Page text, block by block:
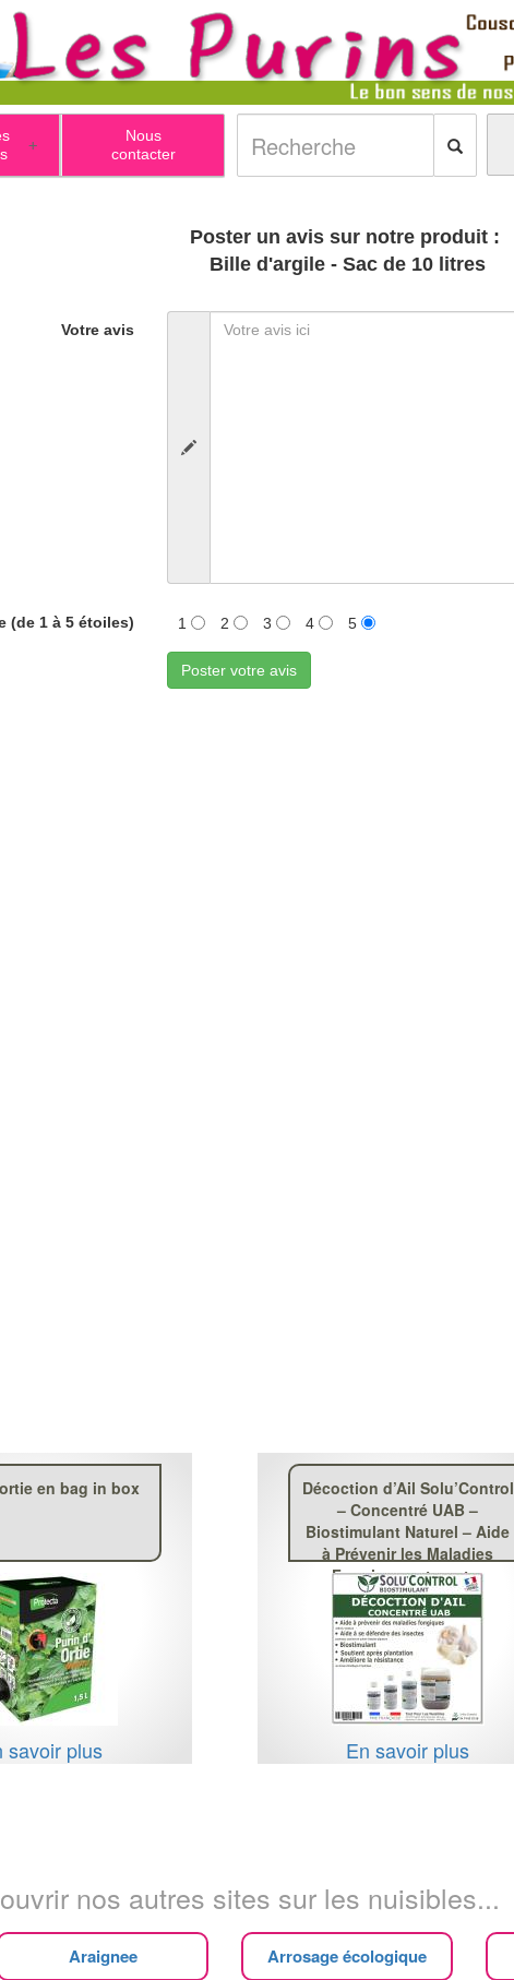
+
Nous
contacter
Poster un avis sur notre produit :
Bille d'argile - Sac de 10 litres
Votre avis
(de 1 à 5 étoiles) 1 2 3 4 5
Poster votre avis
en bag in box
savoir plus
Décoction d’Ail Solu’Control
– Concentré UAB –
Biostimulant Naturel – Aide
à Prévenir les Maladies
Fongiques et contre
Insectes Piqueurs
En savoir plus
nos autres sites sur les nuisibles...
Araignee Arrosage écologique